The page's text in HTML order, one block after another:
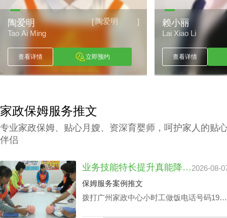
[陶爱明 ]
陶爱明
Tao Ai Ming
查看详情 立即预约
赖小丽
Lai Xiao Li
查看详情
家政保姆服务推文
专业家政保姆、贴心月嫂、资深育婴师，呵护家人的贴
伴侣
业务技能特长提升真能降广州家政中心护理孩子收费？2026-08-
保姆服务案例推文
拨打广州家政中心小时工做饭电话号码199-